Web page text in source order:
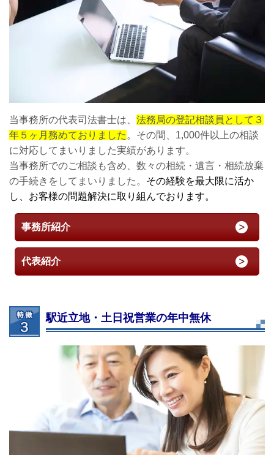
当事務所の代表司法書士は、 法務局の登記相談員として３
年５ヶ月務めておりました。その間、1,000件以上の相談
に対応してまいりました実績があります。
当事務所でのご相談も含め、数々の相続・遺言・相続放棄
の手続きをしてまいりました。 その経験を最大限に活か
し、お客様の問題解決に取り組んでおります。
事務所紹介
代表紹介
駅近立地・土日祝営業の年中無休